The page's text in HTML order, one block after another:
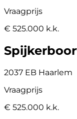
Vraagprijs
€ 525.000 k.k.
2037 EB Haarlem
Vraagprijs
€ 525.000 k.k.